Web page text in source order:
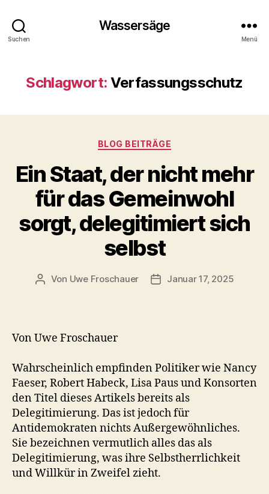
Suchen
Wassersäge
Menü
Schlagwort: Verfassungsschutz
Kategorien
BLOG BEITRÄGE
Ein Staat, der nicht mehr
für das Gemeinwohl
sorgt, delegitimiert sich
selbst
Beitragsautor
Von Uwe Froschauer Beitragsdatum
Januar 17, 2025
Von Uwe Froschauer
Wahrscheinlich empfinden Politiker wie Nancy
Faeser, Robert Habeck, Lisa Paus und Konsorten
den Titel dieses Artikels bereits als
Delegitimierung. Das ist jedoch für
Antidemokraten nichts Außergewöhnliches.
Sie bezeichnen vermutlich alles das als
Delegitimierung, was ihre Selbstherrlichkeit
und Willkür in Zweifel zieht.